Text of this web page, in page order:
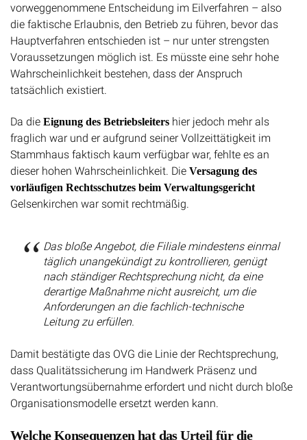
vorweggenommene Entscheidung im Eilverfahren – also
die faktische Erlaubnis, den Betrieb zu führen, bevor das
Hauptverfahren entschieden ist – nur unter strengsten
Voraussetzungen möglich ist. Es müsste eine sehr hohe
Wahrscheinlichkeit bestehen, dass der Anspruch
tatsächlich existiert.
Da die Eignung des Betriebsleiters hier jedoch mehr als
fraglich war und er aufgrund seiner Vollzeittätigkeit im
Stammhaus faktisch kaum verfügbar war, fehlte es an
dieser hohen Wahrscheinlichkeit. Die Versagung des
vorläufigen Rechtsschutzes beim Verwaltungsgericht
Gelsenkirchen war somit rechtmäßig.
Das bloße Angebot, die Filiale mindestens einmal
täglich unangekündigt zu kontrollieren, genügt
nach ständiger Rechtsprechung nicht, da eine
derartige Maßnahme nicht ausreicht, um die
Anforderungen an die fachlich-technische
Leitung zu erfüllen.
Damit bestätigte das OVG die Linie der Rechtsprechung,
dass Qualitätssicherung im Handwerk Präsenz und
Verantwortungsübernahme erfordert und nicht durch bloße
Organisationsmodelle ersetzt werden kann.
Welche Konsequenzen hat das Urteil für die